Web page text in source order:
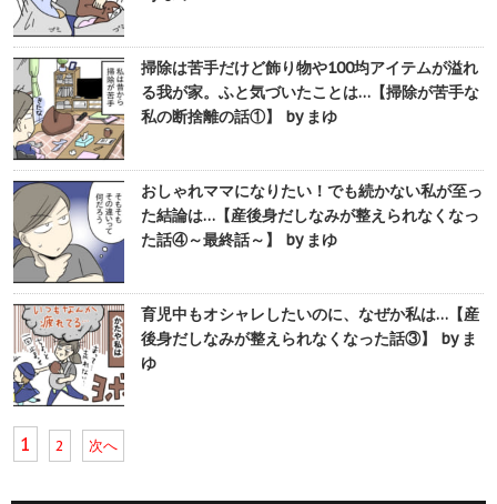
掃除は苦手だけど飾り物や100均アイテムが溢れ
る我が家。ふと気づいたことは…【掃除が苦手な
私の断捨離の話①】 by まゆ
おしゃれママになりたい！でも続かない私が至っ
た結論は…【産後身だしなみが整えられなくなっ
た話④～最終話～】 by まゆ
育児中もオシャレしたいのに、なぜか私は…【産
後身だしなみが整えられなくなった話③】 by ま
ゆ
1 2 次へ